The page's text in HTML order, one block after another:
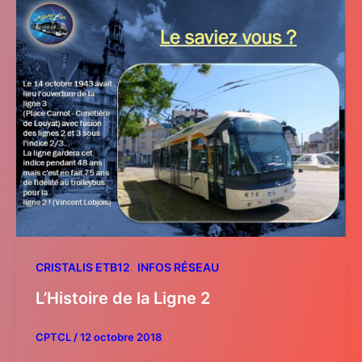
CRISTALIS ETB12, INFOS RÉSEAU
L’Histoire de la Ligne 2
CPTCL /12 octobre 2018